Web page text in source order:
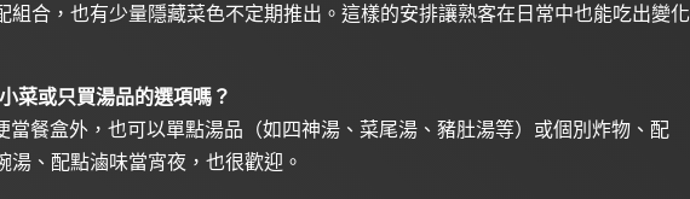
組合，也有少量隱藏菜色不定期推出。這樣的安排讓熟客在日常中也能吃出變化
菜或只買湯品的選項嗎？
當餐盒外，也可以單點湯品（如四神湯、菜尾湯、豬肚湯等）或個別炸物、配
湯、配點滷味當宵夜，也很歡迎。